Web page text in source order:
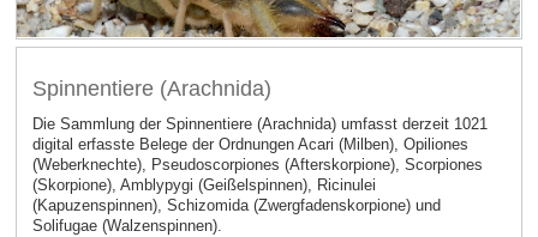
Spinnentiere (Arachnida)
Die Sammlung der Spinnentiere (Arachnida) umfasst derzeit 1021
digital erfasste Belege der Ordnungen Acari (Milben), Opiliones
(Weberknechte), Pseudoscorpiones (Afterskorpione), Scorpiones
(Skorpione), Amblypygi (Geißelspinnen), Ricinulei
(Kapuzenspinnen), Schizomida (Zwergfadenskorpione) und
Solifugae (Walzenspinnen).